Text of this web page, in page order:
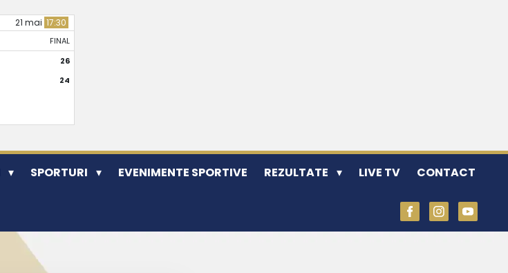
21 mai 17:30
FINAL
26
24
SPORTURI EVENIMENTE SPORTIVE REZULTATE LIVE TV CONTACT